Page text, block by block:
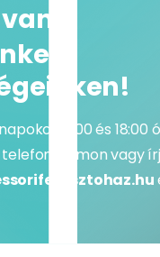
9:00 és 18:00
telefonszámon vagy